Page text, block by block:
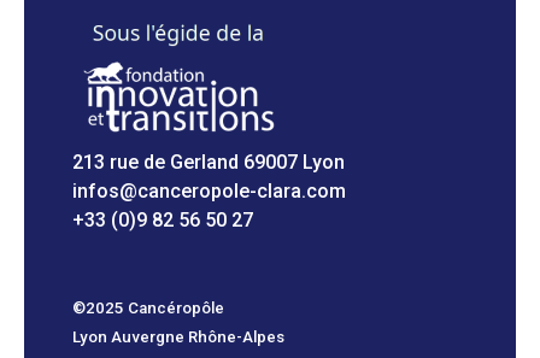
213 rue de Gerland 69007 Lyon
infos@canceropole-clara.com
+33 (0)9 82 56 50 27
©2025 Cancéropôle
Lyon Auvergne Rhône-Alpes